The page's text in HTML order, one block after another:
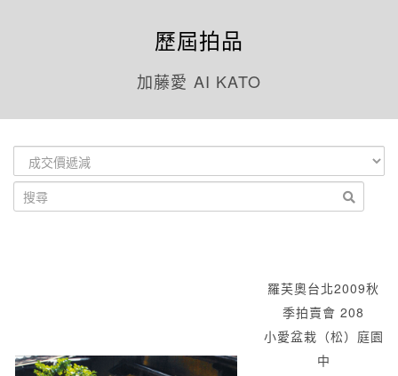
歷屆拍品
加藤愛 AI KATO
羅芙奧台北2009秋
季拍賣會 208
小愛盆栽（松）庭園
中